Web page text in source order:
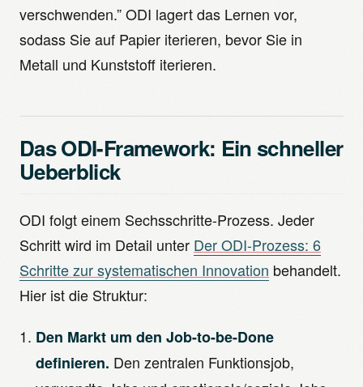
verschwenden.” ODI lagert das Lernen vor,
sodass Sie auf Papier iterieren, bevor Sie in
Metall und Kunststoff iterieren.
Das ODI-Framework: Ein schneller
Ueberblick
ODI folgt einem Sechsschritte-Prozess. Jeder
Schritt wird im Detail unter Der ODI-Prozess: 6
Schritte zur systematischen Innovation behandelt.
Hier ist die Struktur:
Den Markt um den Job-to-be-Done
definieren. Den zentralen Funktionsjob,